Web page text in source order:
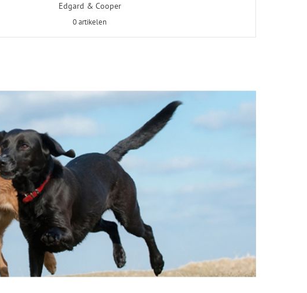
Edgard & Cooper
0 artikelen